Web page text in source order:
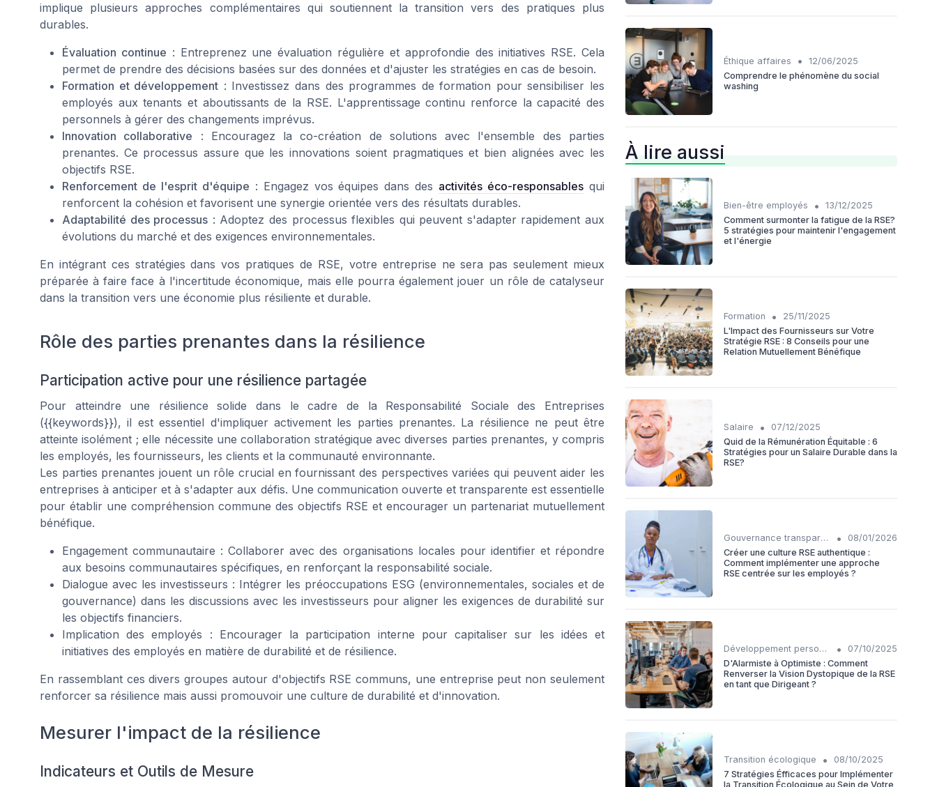
implique plusieurs approches complémentaires qui soutiennent la transition vers des pratiques plus
durables.
Évaluation continue : Entreprenez une évaluation régulière et approfondie des initiatives RSE. Cela
permet de prendre des décisions basées sur des données et d'ajuster les stratégies en cas de besoin.
Formation et développement : Investissez dans des programmes de formation pour sensibiliser les
employés aux tenants et aboutissants de la RSE. L'apprentissage continu renforce la capacité des
personnels à gérer des changements imprévus.
Innovation collaborative : Encouragez la co-création de solutions avec l'ensemble des parties
prenantes. Ce processus assure que les innovations soient pragmatiques et bien alignées avec les
objectifs RSE.
Renforcement de l'esprit d'équipe : Engagez vos équipes dans des activités éco-responsables qui
renforcent la cohésion et favorisent une synergie orientée vers des résultats durables.
Adaptabilité des processus : Adoptez des processus flexibles qui peuvent s'adapter rapidement aux
évolutions du marché et des exigences environnementales.
En intégrant ces stratégies dans vos pratiques de RSE, votre entreprise ne sera pas seulement mieux
préparée à faire face à l'incertitude économique, mais elle pourra également jouer un rôle de catalyseur
dans la transition vers une économie plus résiliente et durable.
Rôle des parties prenantes dans la résilience
Participation active pour une résilience partagée
Pour atteindre une résilience solide dans le cadre de la Responsabilité Sociale des Entreprises
({{keywords}}), il est essentiel d'impliquer activement les parties prenantes. La résilience ne peut être
atteinte isolément ; elle nécessite une collaboration stratégique avec diverses parties prenantes, y compris
les employés, les fournisseurs, les clients et la communauté environnante.
Les parties prenantes jouent un rôle crucial en fournissant des perspectives variées qui peuvent aider les
entreprises à anticiper et à s'adapter aux défis. Une communication ouverte et transparente est essentielle
pour établir une compréhension commune des objectifs RSE et encourager un partenariat mutuellement
bénéfique.
Engagement communautaire : Collaborer avec des organisations locales pour identifier et répondre
aux besoins communautaires spécifiques, en renforçant la responsabilité sociale.
Dialogue avec les investisseurs : Intégrer les préoccupations ESG (environnementales, sociales et de
gouvernance) dans les discussions avec les investisseurs pour aligner les exigences de durabilité sur
les objectifs financiers.
Implication des employés : Encourager la participation interne pour capitaliser sur les idées et
initiatives des employés en matière de durabilité et de résilience.
En rassemblant ces divers groupes autour d'objectifs RSE communs, une entreprise peut non seulement
renforcer sa résilience mais aussi promouvoir une culture de durabilité et d'innovation.
Mesurer l'impact de la résilience
Indicateurs et Outils de Mesure
Éthique affaires •
12/06/2025
Comprendre le phénomène du social
washing
À lire aussi
Bien-être employés •
13/12/2025
Comment surmonter la fatigue de la RSE?
5 stratégies pour maintenir l'engagement
et l'énergie
Formation •
25/11/2025
L'Impact des Fournisseurs sur Votre
Stratégie RSE : 8 Conseils pour une
Relation Mutuellement Bénéfique
Salaire •
07/12/2025
Quid de la Rémunération Équitable : 6
Stratégies pour un Salaire Durable dans la
RSE?
Gouvernance transparente •
08/01/2026
Créer une culture RSE authentique :
Comment implémenter une approche
RSE centrée sur les employés ?
Développement personnel •
07/10/2025
D'Alarmiste à Optimiste : Comment
Renverser la Vision Dystopique de la RSE
en tant que Dirigeant ?
Transition écologique •
08/10/2025
7 Stratégies Éfficaces pour Implémenter
la Transition Écologique au Sein de Votre